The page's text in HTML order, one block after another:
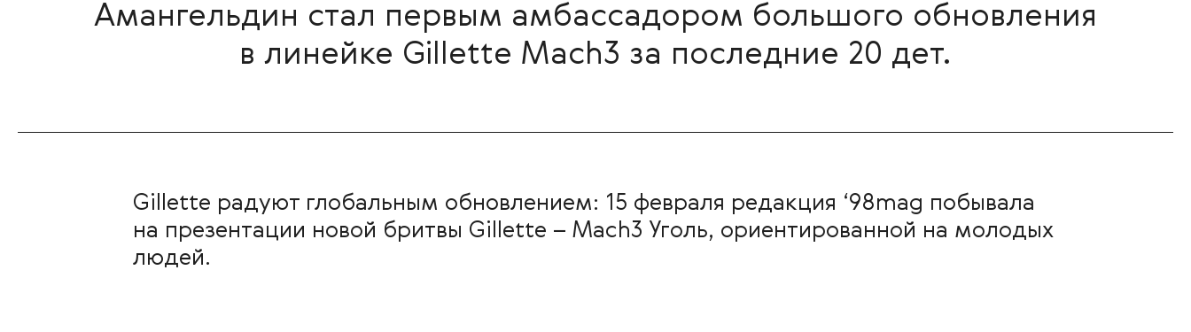
Амангельдин стал первым амбассадором большого обновления
в линейке Gillette Mach3 за последние 20 дет.
Gillette радуют глобальным обновлением: 15 февраля редакция ‘98mag побывала
на презентации новой бритвы Gillette – Mach3 Уголь, ориентированной на молодых
людей.